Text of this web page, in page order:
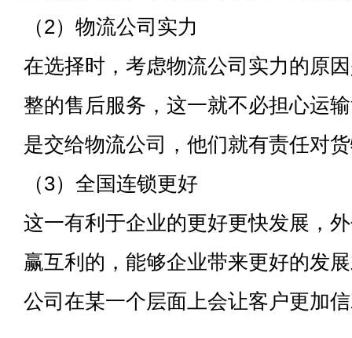
（2）物流公司实力
在选择时，考虑物流公司实力的原
整的售后服务，这一就不必担心运
是交给物流公司，他们就有责任对
（3）全国连锁更好
这一有利于企业的更好更快发展，
赢互利的，能够企业带来更好的发
公司在某一个层面上会让客户更加